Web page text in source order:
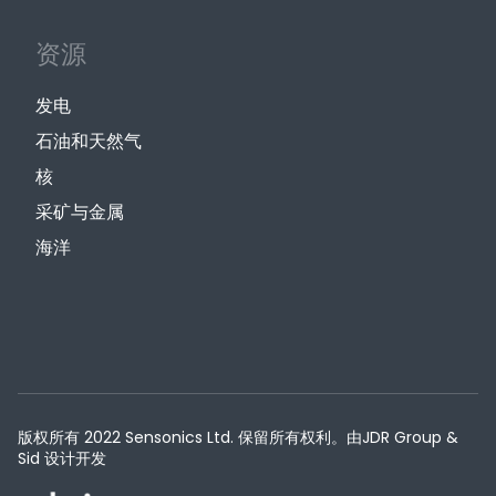
资源
发电
石油和天然气
核
采矿与金属
海洋
版权所有 2022 Sensonics Ltd. 保留所有权利。由JDR Group &
Sid 设计开发